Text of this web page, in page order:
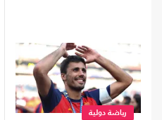
رياضة دولية